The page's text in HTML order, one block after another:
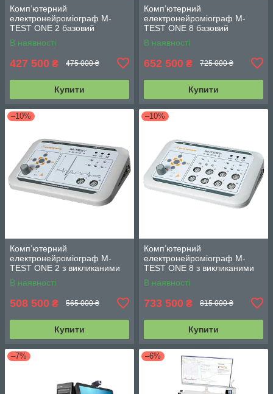
Комп’ютерний
електронейроміограф M-
TEST ONE 2 базовий
В наявності
427 500 ₴ 475 000 ₴
Купити
Комп’ютерний
електронейроміограф M-
TEST ONE 8 базовий
В наявності
652 500 ₴ 725 000 ₴
Купити
–10%
Комп’ютерний
електронейроміограф M-
TEST ONE 2 з викликаними
потенціалами
В наявності
508 500 ₴ 565 000 ₴
Купити
–10%
Комп’ютерний
електронейроміограф M-
TEST ONE 8 з викликаними
потенціалами
В наявності
733 500 ₴ 815 000 ₴
Купити
–7% –6%